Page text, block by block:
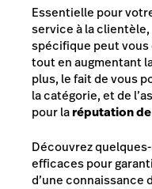
Essentielle pour
service à la
spécifique peut
tout en augmentant
plus, le fait de vous
la catégorie, et de
pour laréputation
Découvrez
efficaces pour
d’une connaissance